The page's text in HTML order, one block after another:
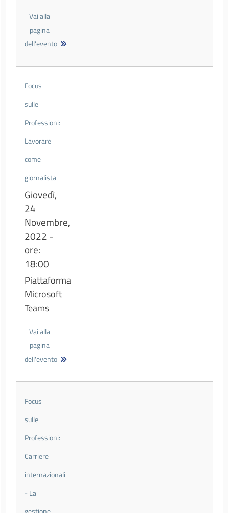
Vai alla
pagina
dell'evento
Focus
sulle
Professioni:
Lavorare
come
giornalista
Giovedì,
24
Novembre,
2022 -
ore:
18:00
Piattaforma
Microsoft
Teams
Vai alla
pagina
dell'evento
Focus
sulle
Professioni:
Carriere
internazionali
- La